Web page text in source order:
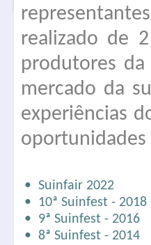
realizado de
produtores
mercado da
experiências
oportunidades
• Suinfair 2022
• 10ª Suinfest - 2018
• 9ª Suinfest - 2016
• 8ª Suinfest - 2014